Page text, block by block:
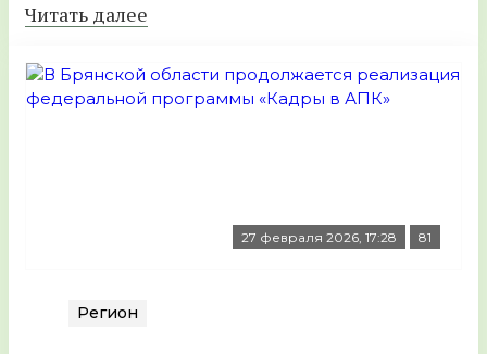
Читать далее
27 февраля 2026, 17:28 81
Регион